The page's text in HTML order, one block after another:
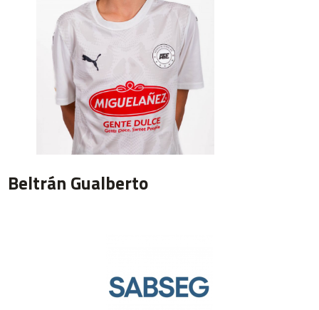
Beltrán Gualberto